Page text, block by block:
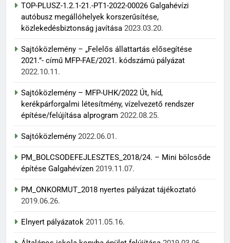
TOP-PLUSZ-1.2.1-21.-PT1-2022-00026 Galgahévízi
autóbusz megállóhelyek korszerűsítése,
közlekedésbiztonság javítása 2023.03.20.
Sajtóközlemény – „Felelős állattartás elősegítése
2021.”- című MFP-FAE/2021. kódszámú pályázat
2022.10.11.
Sajtóközlemény – MFP-UHK/2022 Út, híd,
kerékpárforgalmi létesítmény, vízelvezető rendszer
építése/felújítása alprogram 2022.08.25.
Sajtóközlemény 2022.06.01.
PM_BOLCSODEFEJLESZTES_2018/24. – Mini bölcsőde
építése Galgahévízen 2019.11.07.
PM_ONKORMUT_2018 nyertes pályázat tájékoztató
2019.06.26.
Elnyert pályázatok 2011.05.16.